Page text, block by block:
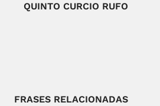
QUINTO CURCIO RUFO
FRASES RELACIONADAS